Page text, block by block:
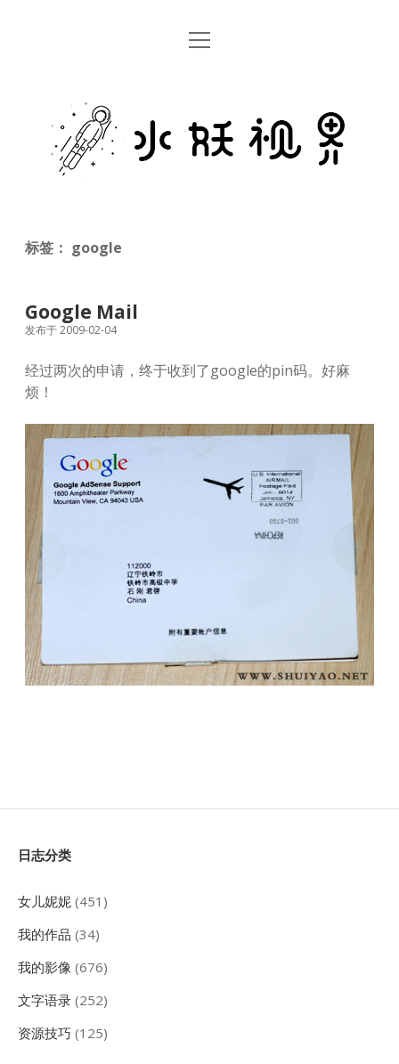
首页
关于
open
妖
视
标签： google
Google Mail
发布于 2009-02-04
经过两次的申请，终于收到了google的pin码。好麻
烦！
Sidebar
日志分类
女儿妮妮 (451)
我的作品 (34)
我的影像 (676)
文字语录 (252)
资源技巧 (125)